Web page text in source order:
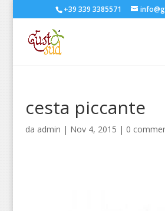
+39 339 3385571
cesta piccante
da admin | Nov 4, 2015 | 0